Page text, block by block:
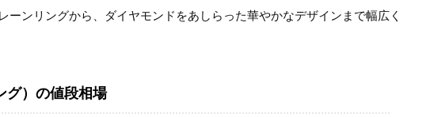
ーンリングから、ダイヤモンドをあしらった華やかなデザインまで幅広く
グ）の値段相場